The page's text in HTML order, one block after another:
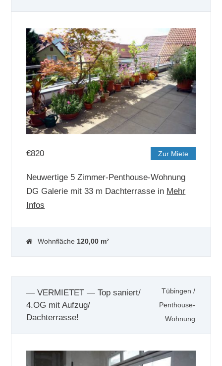
€820 Zur Miete
Neuwertige 5 Zimmer-Penthouse-Wohnung
DG Galerie mit 33 m Dachterrasse in Mehr
Infos
Wohnfläche 120,00 m²
— VERMIETET — Top saniert/
4.OG mit Aufzug/
Dachterrasse!
Tübingen /
Penthouse-
Wohnung